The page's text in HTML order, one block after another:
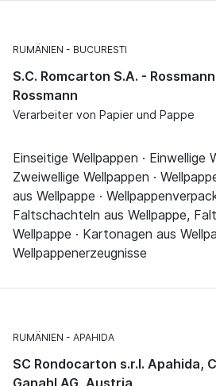
RUMÄNIEN BUCURESTI
S.C. Romcarton S.A. -
Rossmann
Verarbeiter von Papier und Pappe
Einseitige Wellpappen · Einwellige
Zweiwellige Wellpappen ·
aus Wellpappe ·
Faltschachteln aus Wellpappe,
Wellpappe · Kartonagen aus
Wellpappenerzeugnisse
RUMÄNIEN APAHIDA
SC Rondocarton s.r.l. Apahida,
Ganahl AG, Austria